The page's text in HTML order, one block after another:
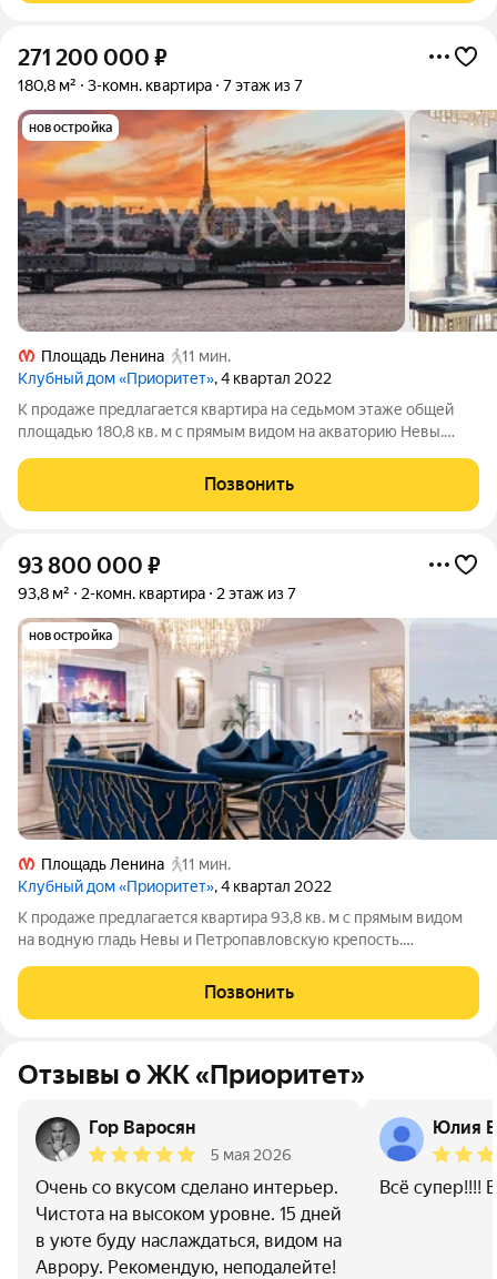
271 200 000 ₽
180,8 м² 3-комн. квартира 7 этаж из 7
новостройка
Площадь Ленина
11 мин.
Клубный дом «Приоритет», 4 квартал 2022
К продаже предлагается квартира на седьмом этаже общей
площадью 180,8 кв. м с прямым видом на акваторию Невы.
столовую-гостиную 97 кв. м с большими окнами, из которых
открывается вид на город и его
Позвонить
93 800 000 ₽
93,8 м² 2-комн. квартира 2 этаж из 7
новостройка
Площадь Ленина
11 мин.
Клубный дом «Приоритет», 4 квартал 2022
К продаже предлагается квартира 93,8 кв. м с прямым видом
на водную гладь Невы и Петропавловскую крепость.
мелочей, оно включает в себя кухню-столовую-гостиную с
большими окнами, из которых открывается
Позвонить
Отзывы о ЖК «Приоритет»
Гор Варосян
5 мая 2026
Очень со вкусом сделано интерьер.
Чистота на высоком уровне. 15 дней
в уюте буду наслаждаться, видом на
Аврору. Рекомендую, неподалейте!
Юлия
Всё супер!!!!